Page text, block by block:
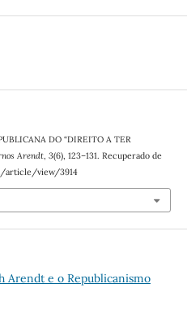
DO “DIREITO A TER
Arendt, 3(6), 123–131. Recuperado de
article/view/3914
Arendt e o Republicanismo